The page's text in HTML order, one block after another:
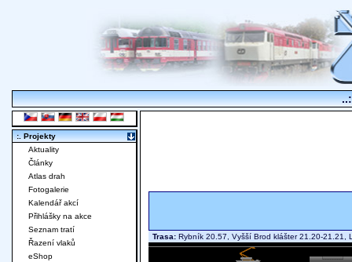
Trasa: Rybník 20.57, Vyšší Brod klášter 21.20-
:. Projekty
Aktuality
Články
Atlas drah
Fotogalerie
Kalendář akcí
Přihlášky na akce
Seznam tratí
Řazení vlaků
eShop